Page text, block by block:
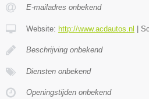
E-mailadres onbekend
Website: http://www.acdautos.nl
Beschrijving onbekend
Diensten onbekend
Openingstijden onbekend